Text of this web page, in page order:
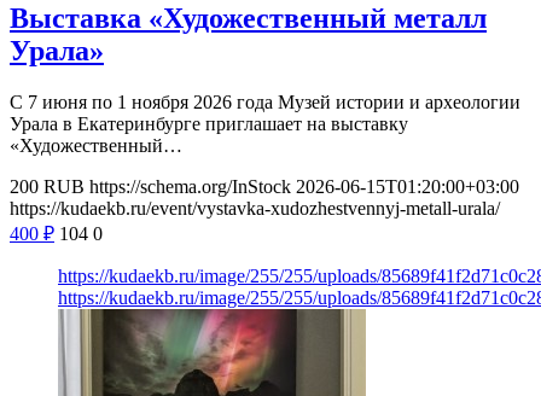
Выставка «Художественный металл
Урала»
С 7 июня по 1 ноября 2026 года Музей истории и археологии
Урала в Екатеринбурге приглашает на выставку
«Художественный…
200 RUB https://schema.org/InStock 2026-06-15T01:20:00+03:00
https://kudaekb.ru/event/vystavka-xudozhestvennyj-metall-urala/
400 ₽ 104 0
https://kudaekb.ru/image/255/255/uploads/
https://kudaekb.ru/image/255/255/uploads/